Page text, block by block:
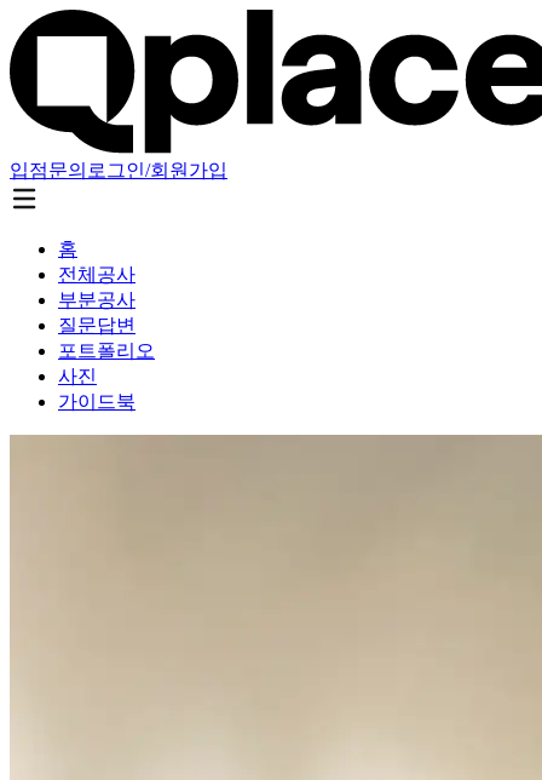
입점문의 로그인/회원가입
홈
전체공사
부분공사
질문답변
포트폴리오
사진
가이드북